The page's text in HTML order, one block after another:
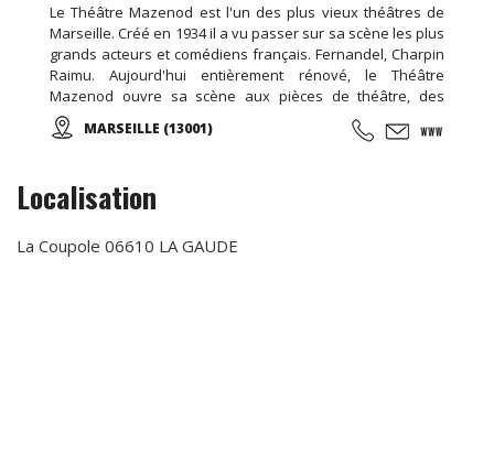
Le Théâtre Mazenod est l'un des plus vieux théâtres de
Marseille. Créé en 1934 il a vu passer sur sa scène les plus
grands acteurs et comédiens français. Fernandel, Charpin
Raimu. Aujourd'hui entièrement rénové, le Théâtre
Mazenod ouvre sa scène aux pièces de théâtre, des
Opérettes, Spectacles de Variétés, de danses, des
conférences, ... et peut être privatisé. Des cours de théâtre
MARSEILLE (13001)
Localisation
La Coupole 06610 LA GAUDE